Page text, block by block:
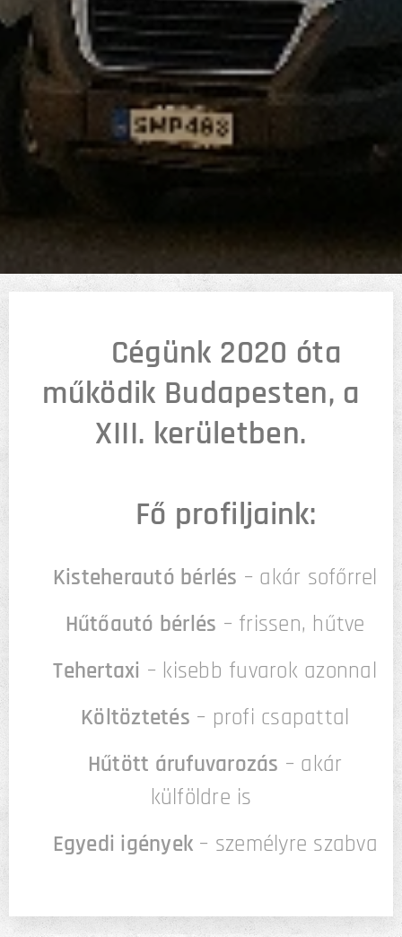
Cégünk 2020 óta
működik Budapesten, a
XIII. kerületben.
✅ Fő profiljaink:
Kisteherautó bérlés – akár sofőrrel
Hűtőautó bérlés – frissen, hűtve
🔹Tehertaxi – kisebb fuvarok azonnal
Költöztetés – profi csapattal
Hűtött árufuvarozás – akár
külföldre is
Egyedi igények – személyre szabva